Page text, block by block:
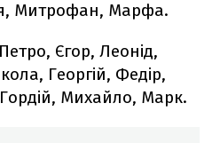
Митрофан, Марфа.
Єгор, Леонід,
Георгій, Федір,
Михайло, Марк.